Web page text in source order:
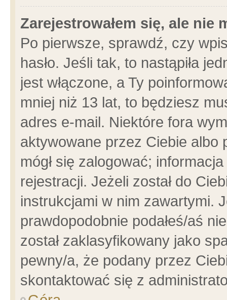
Zarejestrowałem się, ale nie
Po pierwsze, sprawdź, czy
hasło. Jeśli tak, to nastąpiła
jest włączone, a Ty
mniej niż 13 lat, to będziesz
adres e-mail. Niektóre fora
aktywowane przez Ciebie albo
mógł się zalogować;
rejestracji. Jeżeli został do
instrukcjami w nim zawartymi.
prawdopodobnie podałeś/aś
został zaklasyfikowany jako
pewny/a, że podany przez
skontaktować się z